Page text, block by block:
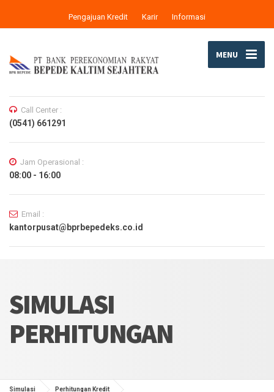
Pengajuan Kredit Karir Informasi
MENU
Call Center :
(0541) 661291
Jam Operasional :
08:00 - 16:00
Email :
kantorpusat@bprbepedeks.co.id
SIMULASI
PERHITUNGAN
Simulasi Perhitungan Kredit